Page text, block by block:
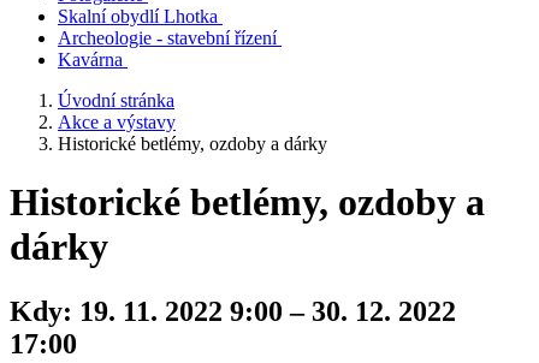
Skalní obydlí Lhotka
Archeologie - stavební řízení
Kavárna
Úvodní stránka
Akce a výstavy
Historické betlémy, ozdoby a dárky
Historické betlémy, ozdoby a
dárky
Kdy: 19. 11. 2022 9:00 – 30. 12. 2022
17:00